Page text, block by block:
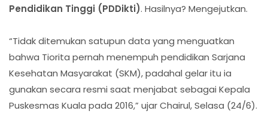
Pendidikan Tinggi (PDDikti). Hasilnya? Mengejutkan.
“Tidak ditemukan satupun data yang menguatkan
bahwa Tiorita pernah menempuh pendidikan Sarjana
Kesehatan Masyarakat (SKM), padahal gelar itu ia
gunakan secara resmi saat menjabat sebagai Kepala
Puskesmas Kuala pada 2016,” ujar Chairul, Selasa (24/6).